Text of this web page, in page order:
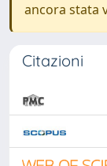
ancora stata
Citazioni